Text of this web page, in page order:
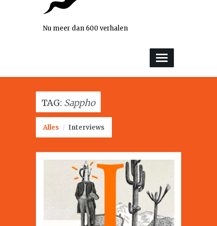
Nu meer dan 600 verhalen
TAG: Sappho
Alles / Interviews